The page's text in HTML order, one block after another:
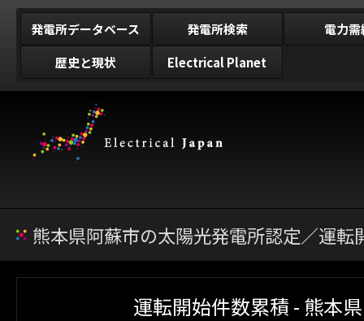
発電所データベース 発電所検索
電力需
歴史と現状
Electrical Planet
熊本県阿蘇市の太陽光発電所認定／運転
運転開始件数累積 - 熊本